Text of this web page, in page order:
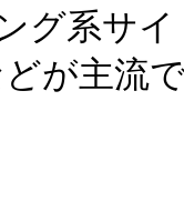
グ系サ
が主流